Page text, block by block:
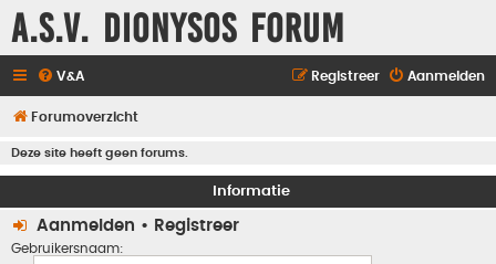
A.S.V. Dionysos Forum
V&A Aanmelden
Registreer
Forumoverzicht
Deze site heeft geen forums.
Informatie
Aanmelden • Registreer
Gebruikersnaam: